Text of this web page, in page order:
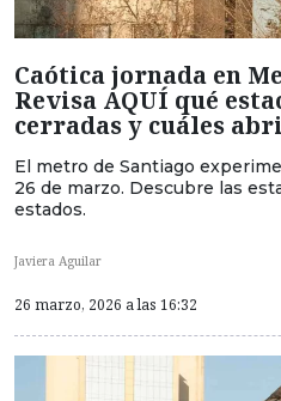
Caótica jornada en
Revisa AQUÍ qué
cerradas y cuáles
El metro de Santiago
26 de marzo. Descubre las
estados.
Javiera Aguilar
26 marzo, 2026 a las 16:32